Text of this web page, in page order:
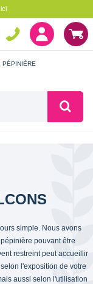
PÉPINIÈRE
simple. Nous avons
pouvant être
restreint peut accueillir
l'exposition de votre
aussi selon l'utilisation